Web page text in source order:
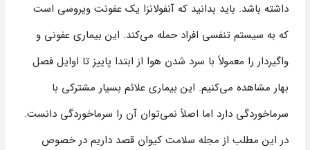
داشته باشد. باید بدانید که آنفولانزا یک عفونت ویروسی است
که به سیستم تنفسی افراد حمله می‌کند. این بیماری عفونی و
واگیردار را معمولاً با سرد شدن هوا از ابتدا پاییز تا اوایل فصل
بهار مشاهده می‌کنیم. این بیماری علائم بسیار مشترکی با
سرماخوردگی دارد اما اصلاً نمی‌توان آن را سرماخوردگی دانست.
در این مطلب از مجله سلامت کیوان قصد داریم در خصوص